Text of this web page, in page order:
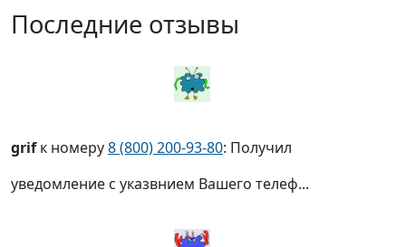
Последние отзывы
grifк номеру8 (800) 200-93-80: Получил
уведомление с указвнием Вашего телеф...